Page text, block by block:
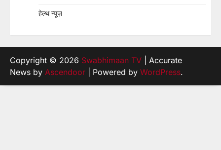
हेल्थ न्यूज़
Copyright © 2026 Swabhimaan TV | Accurate
News by Ascendoor | Powered by WordPress.